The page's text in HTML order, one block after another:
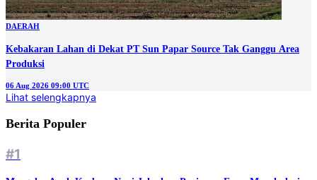
DAERAH
Kebakaran Lahan di Dekat PT Sun Papar Source Tak Ganggu Area
Produksi
06 Aug 2026 09:00 UTC
Lihat selengkapnya
Berita Populer
#1